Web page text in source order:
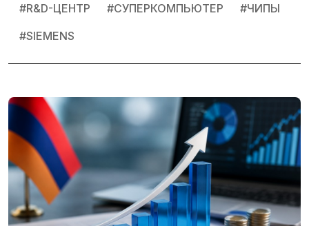
#R&D-ЦЕНТР #СУПЕРКОМПЬЮТЕР #ЧИПЫ
#SIEMENS